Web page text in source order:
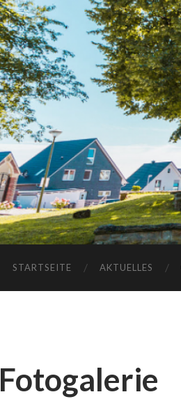
STARTSEITE AKTUELLES
Fotogalerie